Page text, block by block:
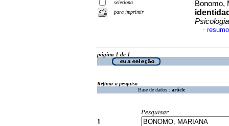
seleciona
para imprimir
Bonomo,
Psicologia
·
página 1 de 1
Refinar a pesquisa
Base de dados : article
Pesquisar
1